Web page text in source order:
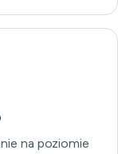
na poziomie